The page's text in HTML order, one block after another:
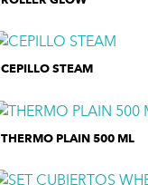
CEPILLO STEAM
THERMO PLAIN 500 ML